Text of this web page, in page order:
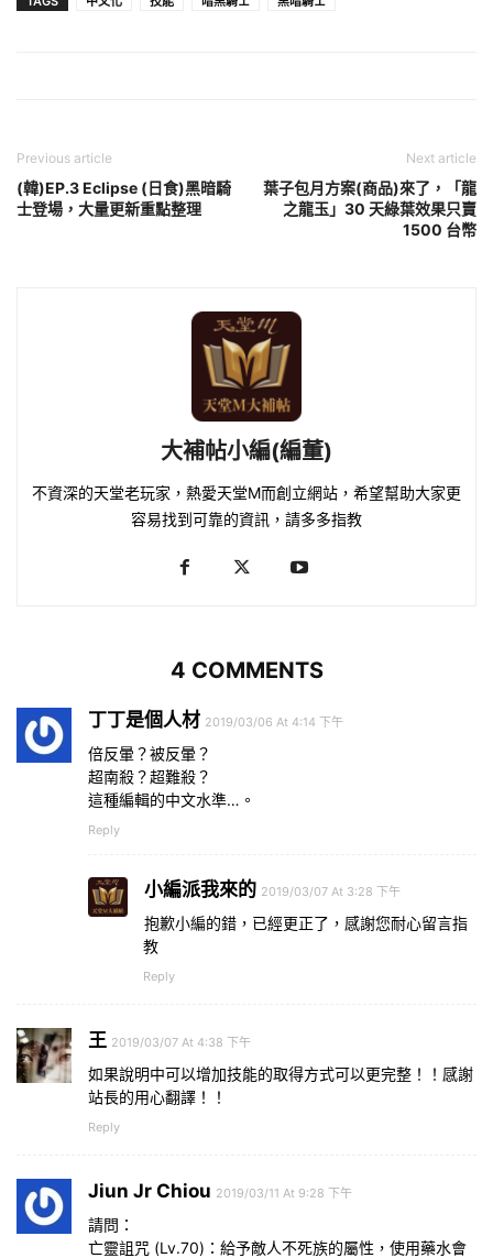
Previous article
(韓)EP.3 Eclipse (日食)黑暗騎
士登場，大量更新重點整理
Next article
葉子包月方案(商品)來了，「龍
之龍玉」30 天綠葉效果只賣
1500 台幣
大補帖小編(編董)
不資深的天堂老玩家，熱愛天堂M而創立網站，希望幫助大家更
容易找到可靠的資訊，請多多指教
4 COMMENTS
丁丁是個人材 2019/03/06 At 4:14 下午
倍反暈？被反暈？
超南殺？超難殺？
這種編輯的中文水準…。
Reply
小編派我來的 2019/03/07 At 3:28 下午
抱歉小編的錯，已經更正了，感謝您耐心留言指
教
Reply
王 2019/03/07 At 4:38 下午
如果說明中可以增加技能的取得方式可以更完整！！感謝
站長的用心翻譯！！
Reply
Jiun Jr Chiou 2019/03/11 At 9:28 下午
請問：
亡靈詛咒 (Lv.70)：給予敵人不死族的屬性，使用藥水會